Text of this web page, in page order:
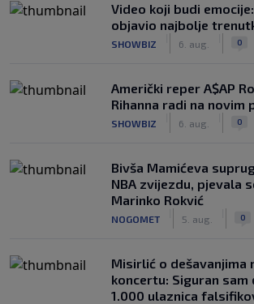
Video koji budi
objavio najbolje
SHOWBIZ 6. aug. 0
Američki reper A$AP
Rihanna radi na novim
SHOWBIZ 6. aug. 0
Bivša Mamićeva
NBA zvijezdu, pjevala
Marinko Rokvić
NOGOMET 5. aug. 0
Misirlić o dešavanjima
koncertu: Siguran sam
1.000 ulaznica